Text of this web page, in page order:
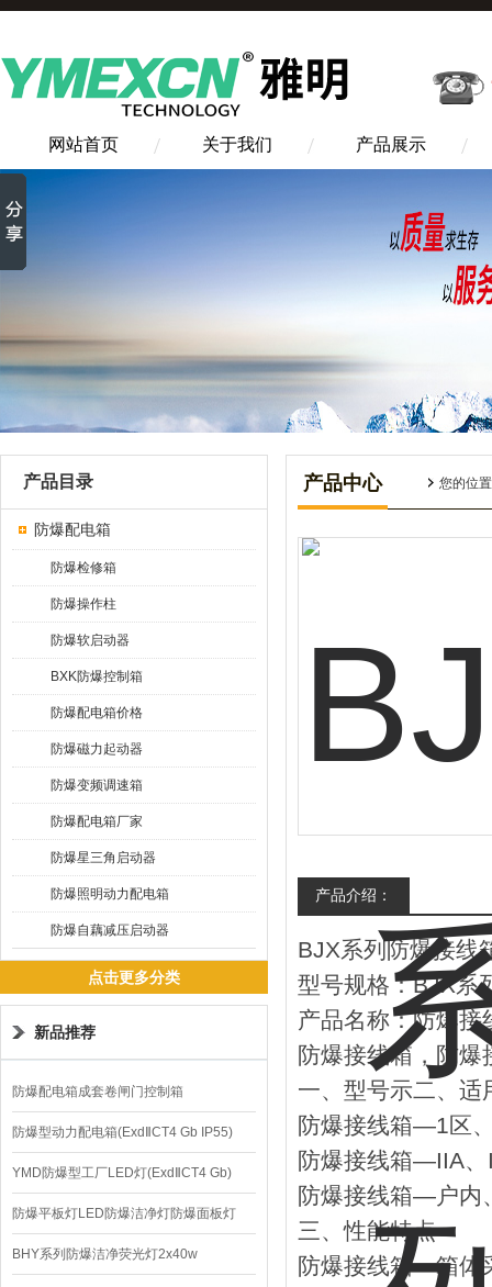
网站首页 关于我们 产品展示
产品目录
防爆配电箱
防爆检修箱
防爆操作柱
防爆软启动器
BXK防爆控制箱
防爆配电箱价格
防爆磁力起动器
防爆变频调速箱
防爆配电箱厂家
防爆星三角启动器
防爆照明动力配电箱
防爆自藕减压启动器
点击更多分类
新品推荐
防爆配电箱成套卷闸门控制箱
防爆型动力配电箱(ExdⅡCT4 Gb IP55)
YMD防爆型工厂LED灯(ExdⅡCT4 Gb)
220V/150W
防爆平板灯LED防爆洁净灯防爆面板灯
BHY系列防爆洁净荧光灯2x40w
产品中心 您的位
产品介绍：
BJX系列防爆接线
型号规格：BJX系
产品名称：防爆接
防爆接线箱，防
一、型号示二、适
防爆接线箱—1区
防爆接线箱—IIA、
防爆接线箱—户内
三、性能特点
防爆接线箱—箱体